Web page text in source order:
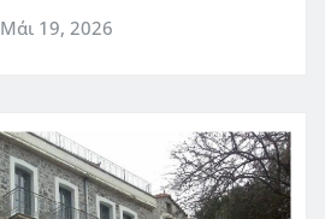
Μάι 19, 2026